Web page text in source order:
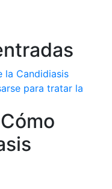
la Candidiasis
para tratar la